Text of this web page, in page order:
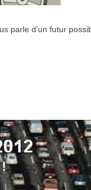
parle d’un futur